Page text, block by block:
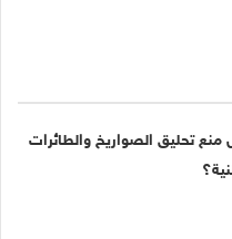
تحليق الصواريخ والطائرات